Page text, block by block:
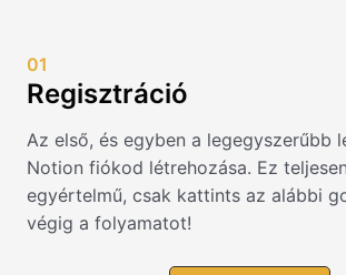
01
Regisztráció
Az első, és egyben a legegyszerűbb
Notion fiókod létrehozása. Ez
egyértelmű, csak kattints az alábbi
végig a folyamatot!